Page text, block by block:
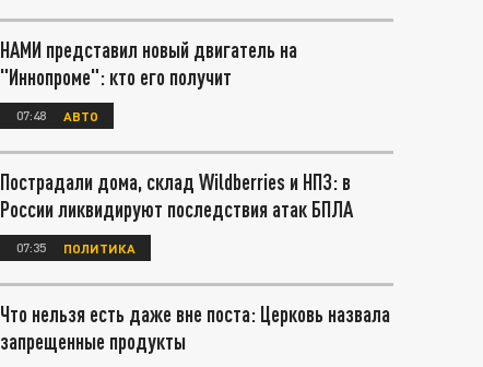
НАМИ представил новый двигатель на
"Иннопроме": кто его получит
07:48 АВТО
Пострадали дома, склад Wildberries и НПЗ: в
России ликвидируют последствия атак БПЛА
07:35 ПОЛИТИКА
Что нельзя есть даже вне поста: Церковь назвала
запрещенные продукты